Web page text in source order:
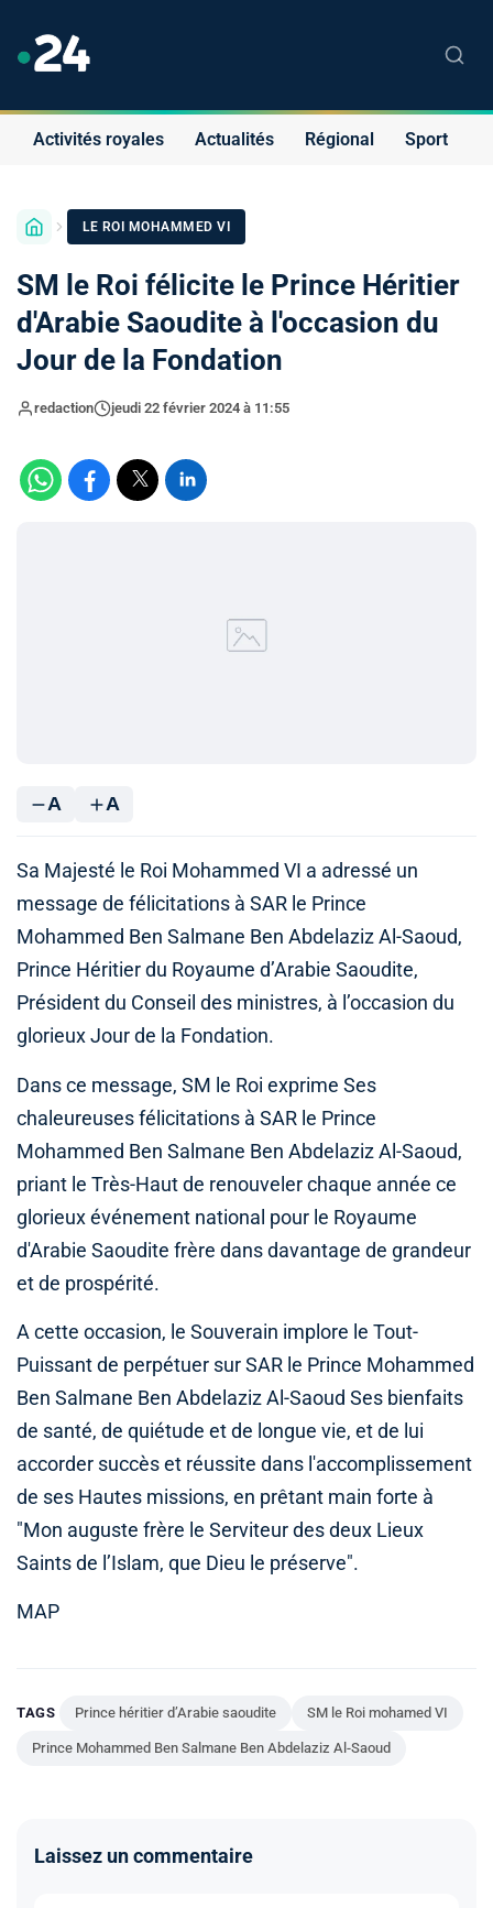
Activités royales Actualités Régional Sport
LE ROI MOHAMMED VI
SM le Roi félicite le Prince Héritier
d'Arabie Saoudite à l'occasion du
Jour de la Fondation
redaction jeudi 22 février 2024 à 11:55
A A
Sa Majesté le Roi Mohammed VI a adressé un
message de félicitations à SAR le Prince
Mohammed Ben Salmane Ben Abdelaziz Al-Saoud,
Prince Héritier du Royaume d’Arabie Saoudite,
Président du Conseil des ministres, à l’occasion du
glorieux Jour de la Fondation.
Dans ce message, SM le Roi exprime Ses
chaleureuses félicitations à SAR le Prince
Mohammed Ben Salmane Ben Abdelaziz Al-Saoud,
priant le Très-Haut de renouveler chaque année ce
glorieux événement national pour le Royaume
d'Arabie Saoudite frère dans davantage de grandeur
et de prospérité.
A cette occasion, le Souverain implore le Tout-
Puissant de perpétuer sur SAR le Prince Mohammed
Ben Salmane Ben Abdelaziz Al-Saoud Ses bienfaits
de santé, de quiétude et de longue vie, et de lui
accorder succès et réussite dans l'accomplissement
de ses Hautes missions, en prêtant main forte à
"Mon auguste frère le Serviteur des deux Lieux
Saints de l’Islam, que Dieu le préserve".
MAP
TAGS Prince héritier d’Arabie saoudite SM le Roi mohamed VI
Prince Mohammed Ben Salmane Ben Abdelaziz Al-Saoud
Laissez un commentaire